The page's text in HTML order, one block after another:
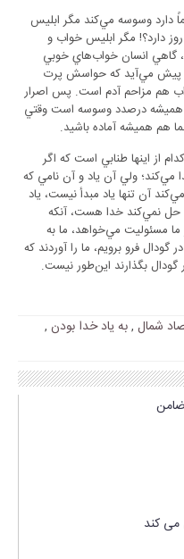
دارد وسوسه مي‌کند مگر ابليس
دارد؟! مگر ابليس خواب و
گاهي انسان خواب‌هاي خوبي
پيش مي‌آيد که حواسش پرت
هم مزاحم آدم است. پس اصرار
هميشه درصدد وسوسه است وقتي
هميشه آماده باشيد.
از اينها طنابي است که اگر
مي‌کند؛ ولي آن ياد و آن نامي که
آن تنها ياد مبدأ نيست، ياد
حل نمي‌کند خدا هست، آنکه
مسئوليت مي‌خواهد، ما به
فرو برويم، ما را آوردند که
گودال بگذارند اين‌طور نيست.
شمال ,به یاد خدا بودن ,
می کند